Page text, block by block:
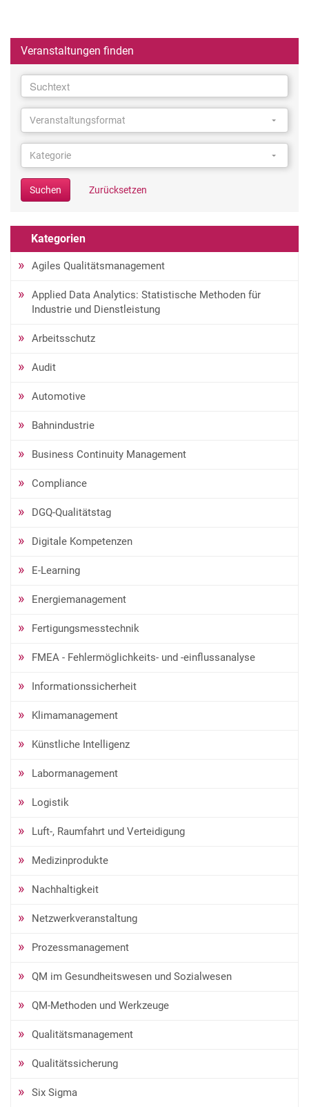
Veranstaltungen finden
Suchtext
Suchtext
Veranstaltungsformat
Veranstaltungsformat
Veranstaltungsformat
Kategorie
Kategorie
Kategorie
Suchen Zurücksetzen
Kategorien
Agiles Qualitätsmanagement
Applied Data Analytics: Statistische Methoden für
Industrie und Dienstleistung
Arbeitsschutz
Audit
Automotive
Bahnindustrie
Business Continuity Management
Compliance
DGQ-Qualitätstag
Digitale Kompetenzen
E-Learning
Energiemanagement
Fertigungsmesstechnik
FMEA - Fehlermöglichkeits- und -einflussanalyse
Informationssicherheit
Klimamanagement
Künstliche Intelligenz
Labormanagement
Logistik
Luft-, Raumfahrt und Verteidigung
Medizinprodukte
Nachhaltigkeit
Netzwerkveranstaltung
Prozessmanagement
QM im Gesundheitswesen und Sozialwesen
QM-Methoden und Werkzeuge
Qualitätsmanagement
Qualitätssicherung
Six Sigma